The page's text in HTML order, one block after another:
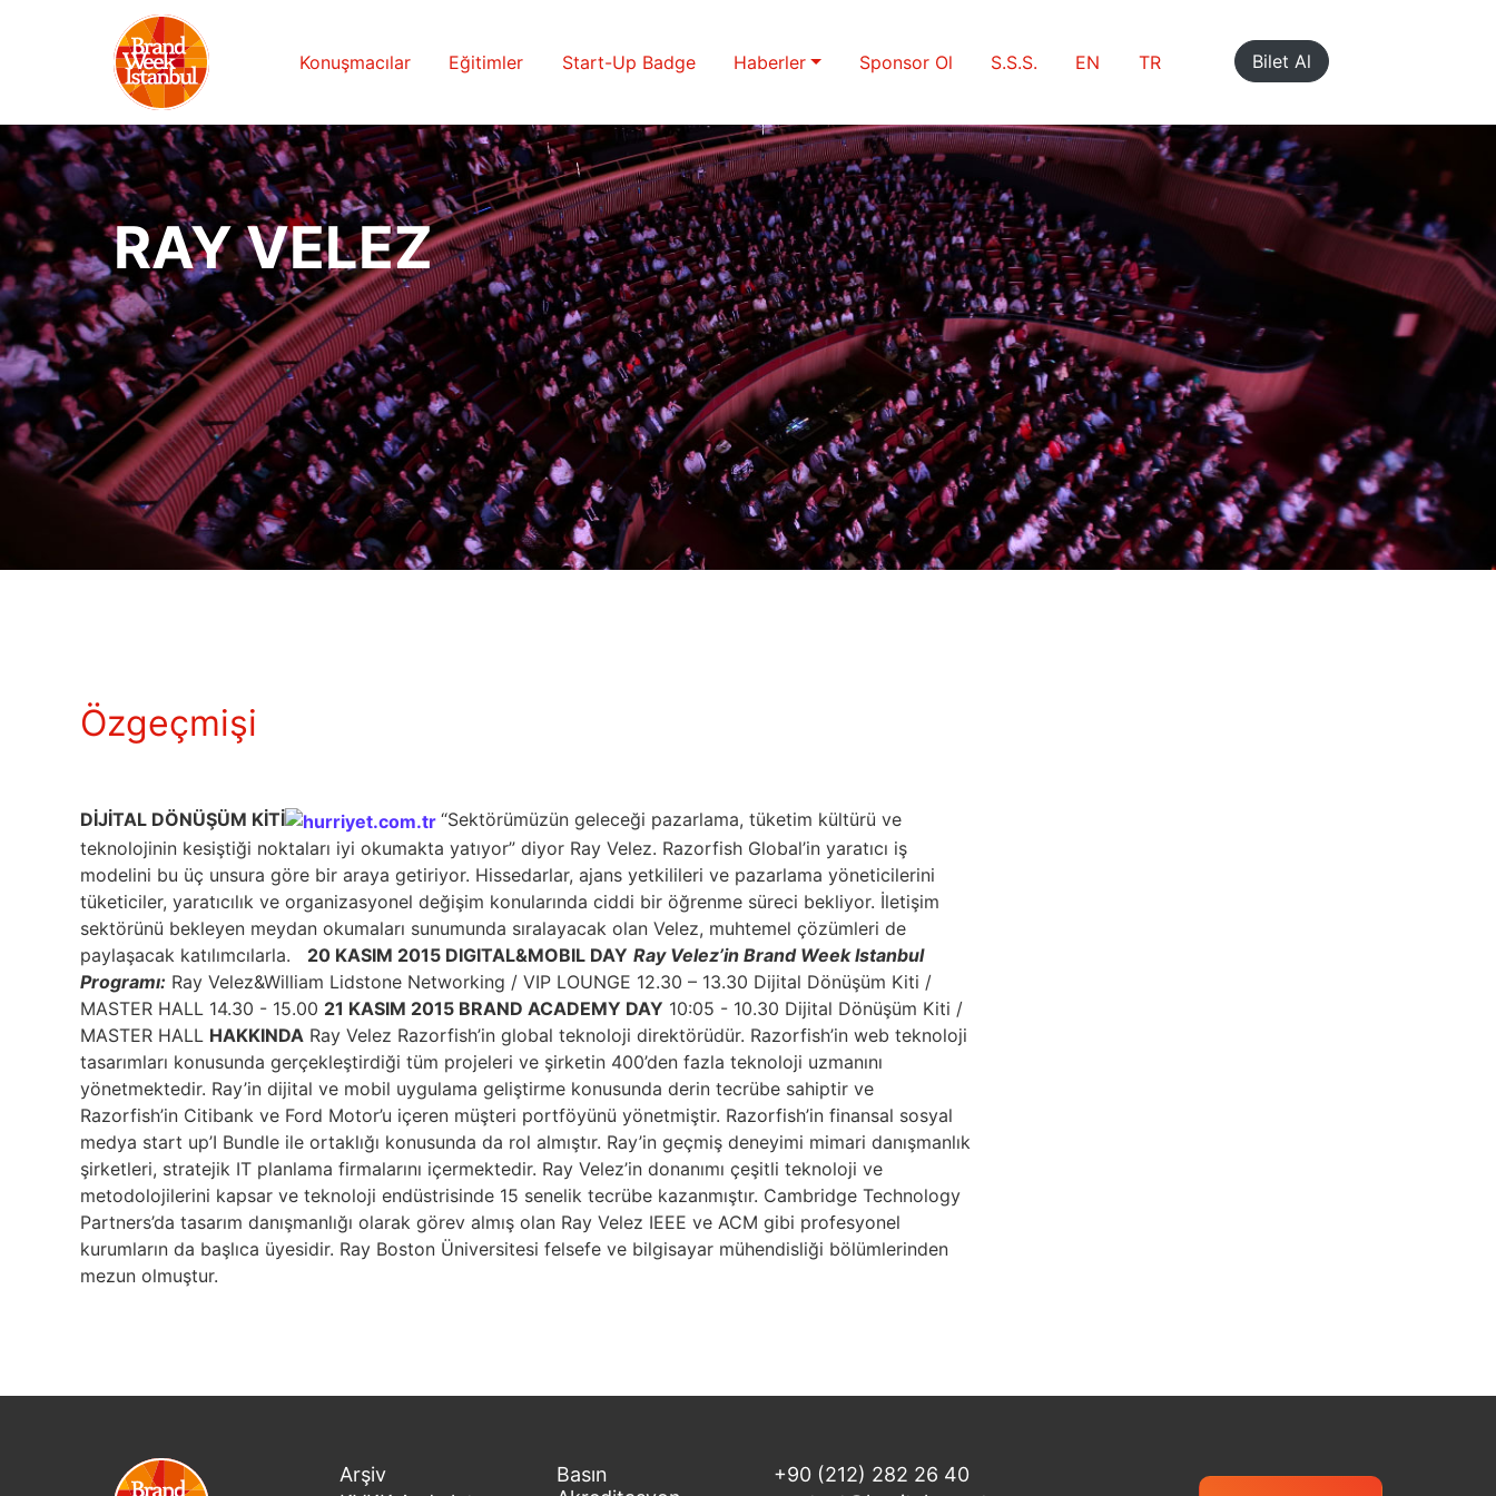
Konuşmacılar Eğitimler Start-Up Badge Haberler Sponsor Ol S.S.S. EN TR Bilet Al
RAY VELEZ
Özgeçmişi
DİJİTAL DÖNÜŞÜM KİTİ
“Sektörümüzün geleceği pazarlama, tüketim kültürü ve
teknolojinin kesiştiği noktaları iyi okumakta yatıyor” diyor Ray Velez. Razorfish Global’in yaratıcı iş
modelini bu üç unsura göre bir araya getiriyor. Hissedarlar, ajans yetkilileri ve pazarlama yöneticilerini
tüketiciler, yaratıcılık ve organizasyonel değişim konularında ciddi bir öğrenme süreci bekliyor. İletişim
sektörünü bekleyen meydan okumaları sunumunda sıralayacak olan Velez, muhtemel çözümleri de
paylaşacak katılımcılarla. 20 KASIM 2015 DIGITAL&MOBIL DAY Ray Velez’in Brand Week Istanbul
Programı: Ray Velez&William Lidstone Networking / VIP LOUNGE 12.30 – 13.30 Dijital Dönüşüm Kiti /
MASTER HALL 14.30 - 15.00 21 KASIM 2015 BRAND ACADEMY DAY 10:05 - 10.30 Dijital Dönüşüm Kiti /
MASTER HALL HAKKINDA Ray Velez Razorfish’in global teknoloji direktörüdür. Razorfish’in web teknoloji
tasarımları konusunda gerçekleştirdiği tüm projeleri ve şirketin 400’den fazla teknoloji uzmanını
yönetmektedir. Ray’in dijital ve mobil uygulama geliştirme konusunda derin tecrübe sahiptir ve
Razorfish’in Citibank ve Ford Motor’u içeren müşteri portföyünü yönetmiştir. Razorfish’in finansal sosyal
medya start up’I Bundle ile ortaklığı konusunda da rol almıştır. Ray’in geçmiş deneyimi mimari danışmanlık
şirketleri, stratejik IT planlama firmalarını içermektedir. Ray Velez’in donanımı çeşitli teknoloji ve
metodolojilerini kapsar ve teknoloji endüstrisinde 15 senelik tecrübe kazanmıştır. Cambridge Technology
Partners’da tasarım danışmanlığı olarak görev almış olan Ray Velez IEEE ve ACM gibi profesyonel
kurumların da başlıca üyesidir. Ray Boston Üniversitesi felsefe ve bilgisayar mühendisliği bölümlerinden
mezun olmuştur.
Arşiv
Basın
+90 (212) 282 26 40